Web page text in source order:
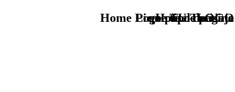
TU - LOGO
que tipo de viaje
Home Logo pie de página
Pie Home Turismo